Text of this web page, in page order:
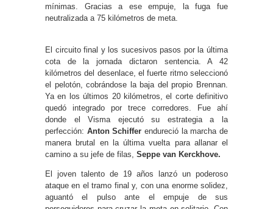
mínimas. Gracias a ese empuje, la fuga fue
neutralizada a 75 kilómetros de meta.
El circuito final y los sucesivos pasos por la última
cota de la jornada dictaron sentencia. A 42
kilómetros del desenlace, el fuerte ritmo seleccionó
el pelotón, cobrándose la baja del propio Brennan.
Ya en los últimos 20 kilómetros, el corte definitivo
quedó integrado por trece corredores. Fue ahí
donde el Visma ejecutó su estrategia a la
perfección: Anton Schiffer endureció la marcha de
manera brutal en la última vuelta para allanar el
camino a su jefe de filas, Seppe van Kerckhove.
El joven talento de 19 años lanzó un poderoso
ataque en el tramo final y, con una enorme solidez,
aguantó el pulso ante el empuje de sus